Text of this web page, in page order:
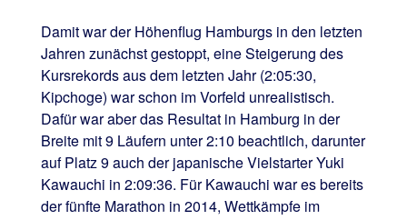
Damit war der Höhenflug Hamburgs in den letzten
Jahren zunächst gestoppt, eine Steigerung des
Kursrekords aus dem letzten Jahr (2:05:30,
Kipchoge) war schon im Vorfeld unrealistisch.
Dafür war aber das Resultat in Hamburg in der
Breite mit 9 Läufern unter 2:10 beachtlich, darunter
auf Platz 9 auch der japanische Vielstarter Yuki
Kawauchi in 2:09:36. Für Kawauchi war es bereits
der fünfte Marathon in 2014, Wettkämpfe im